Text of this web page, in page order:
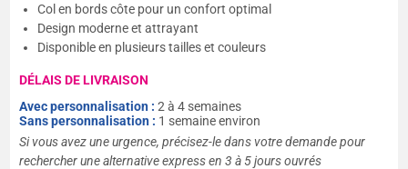
Col en bords côte pour un confort optimal
Design moderne et attrayant
Disponible en plusieurs tailles et couleurs
DÉLAIS DE LIVRAISON
Avec personnalisation :2 à 4 semaines
Sans personnalisation : 1 semaine environ
Si vous avez une urgence, précisez-le dans votre demande pour
rechercher une alternative express en 3 à 5 jours ouvrés